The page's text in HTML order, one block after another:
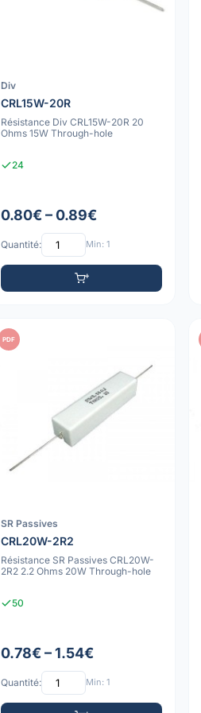
Div
CRL15W-20R
Résistance Div CRL15W-20R 20
Ohms 15W Through-hole
24
0.80€ – 0.89€
Quantité: Min: 1
PDF
SR Passives
CRL20W-2R2
Résistance SR Passives CRL20W-
2R2 2.2 Ohms 20W Through-hole
50
0.78€ – 1.54€
Quantité: Min: 1